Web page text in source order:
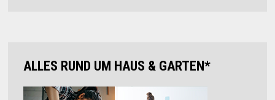
ALLES RUND UM HAUS & GARTEN*